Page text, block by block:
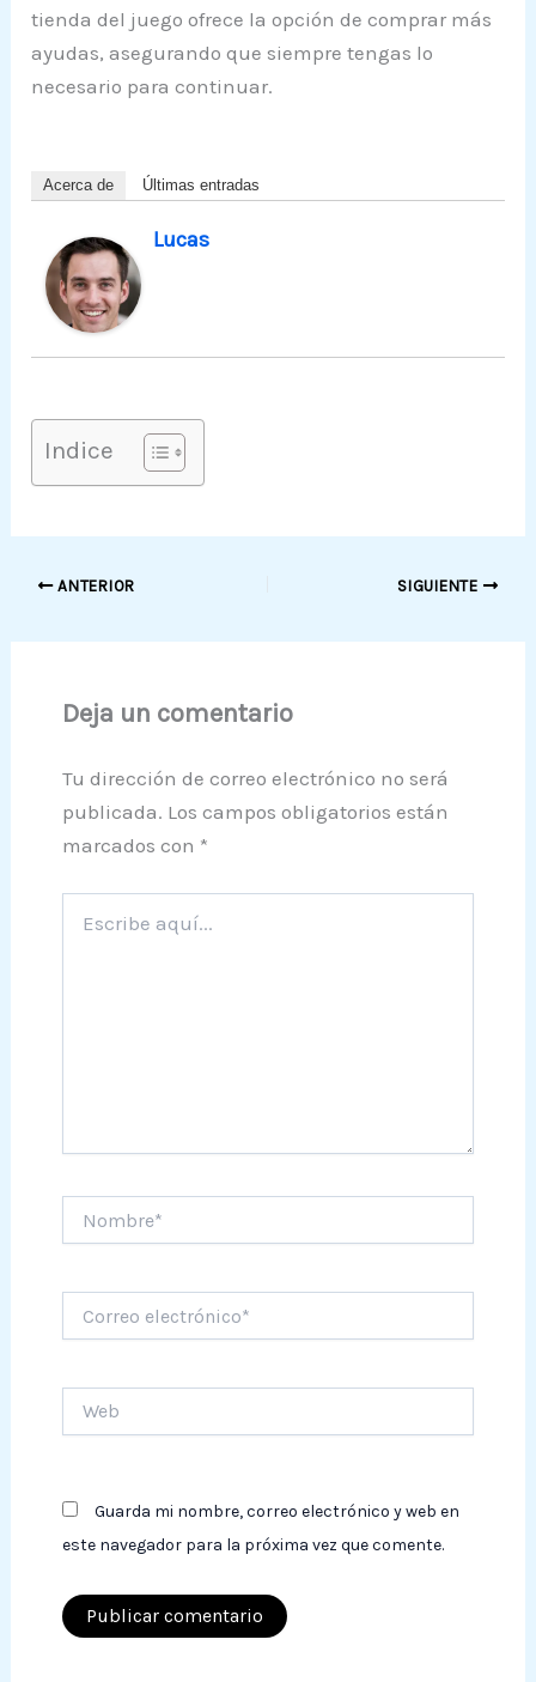
tienda del juego ofrece la opción de comprar más
ayudas, asegurando que siempre tengas lo
necesario para continuar.
Acerca de Últimas entradas
Lucas
Indice
ANTERIOR SIGUIENTE
Deja un comentario
Tu dirección de correo electrónico no será
publicada. Los campos obligatorios están
marcados con *
aquí...
electrónico*
Guarda mi nombre, correo electrónico y web en
este navegador para la próxima vez que comente.